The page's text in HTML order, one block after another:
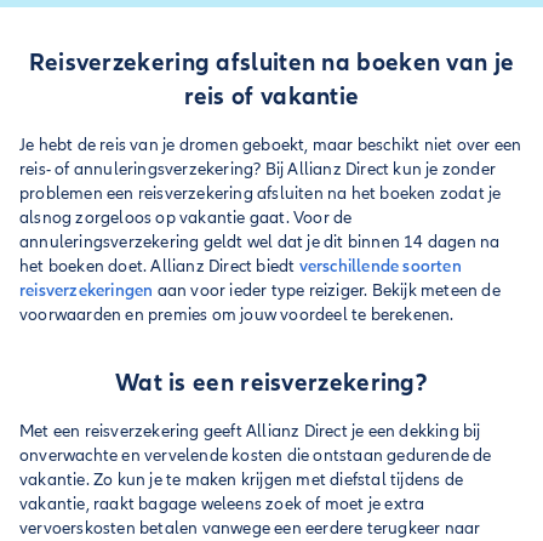
Reisverzekering afsluiten na boeken van je
reis of vakantie
Je hebt de reis van je dromen geboekt, maar beschikt niet over een
reis- of annuleringsverzekering? Bij Allianz Direct kun je zonder
problemen een reisverzekering afsluiten na het boeken zodat je
alsnog zorgeloos op vakantie gaat. Voor de
annuleringsverzekering geldt wel dat je dit binnen 14 dagen na
het boeken doet. Allianz Direct biedt verschillende soorten
reisverzekeringen aan voor ieder type reiziger. Bekijk meteen de
voorwaarden en premies om jouw voordeel te berekenen.
Wat is een reisverzekering?
Met een reisverzekering geeft Allianz Direct je een dekking bij
onverwachte en vervelende kosten die ontstaan gedurende de
vakantie. Zo kun je te maken krijgen met diefstal tijdens de
vakantie, raakt bagage weleens zoek of moet je extra
vervoerskosten betalen vanwege een eerdere terugkeer naar